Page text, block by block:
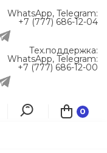
0
WhatsApp, Telegram:
+7 (777) 686-12-04
Тех.поддержка:
WhatsApp, Telegram:
+7 (777) 686-12-00